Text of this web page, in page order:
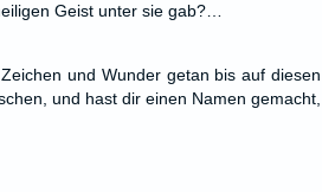
Geist unter sie gab?…
und Wunder getan bis auf diesen
und hast dir einen Namen gemacht,